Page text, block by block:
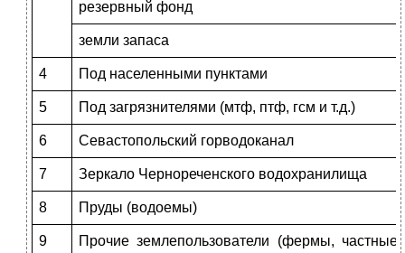
резервный фонд
земли запаса
4 Под населенными пунктами
5 Под загрязнителями (мтф, птф, гсм и т.д.)
6 Севастопольский горводоканал
7 Зеркало Чернореченского водохранилища
8 Пруды (водоемы)
9
Прочие землепользователи (фермы, частные